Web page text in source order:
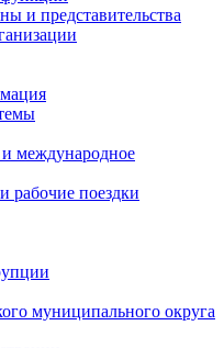
и представительства
международное
рабочие поездки
муниципального округа